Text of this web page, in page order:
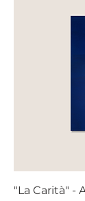
"La Carità" -